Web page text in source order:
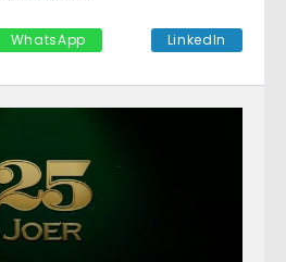
WhatsApp LinkedIn